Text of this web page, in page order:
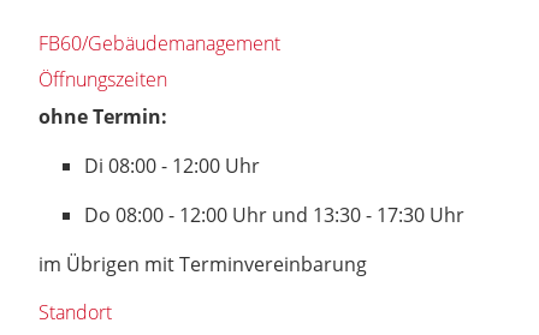
FB60/Gebäudemanagement
Öffnungszeiten
ohne Termin:
Di 08:00 - 12:00 Uhr
Do 08:00 - 12:00 Uhr und 13:30 - 17:30 Uhr
im Übrigen mit Terminvereinbarung
Standort